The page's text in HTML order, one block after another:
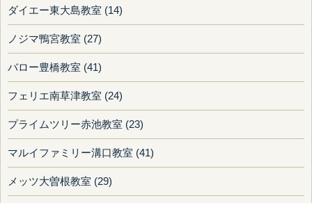
ダイエー東大島教室 (14)
ノジマ鴨宮教室 (27)
バロー豊橋教室 (41)
フェリエ南草津教室 (24)
プライムツリー赤池教室 (23)
マルイファミリー溝口教室 (41)
メッツ大曽根教室 (29)